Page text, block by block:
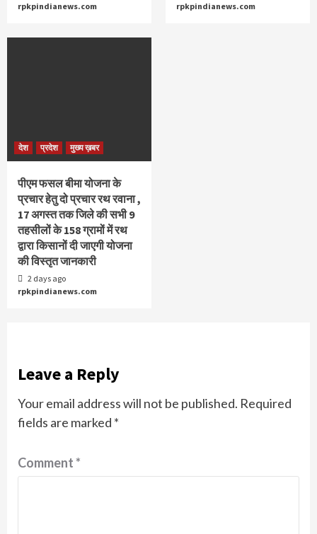
rpkpindianews.com
rpkpindianews.com
देश प्रदेश मुख्य ख़बर
पीएम फसल बीमा योजना के
प्रचार हेतु दो प्रचार रथ रवाना ,
17 अगस्त तक जिले की सभी 9
तहसीलों के 158 ग्रामों में रथ
द्वारा किसानों दी जाएगी योजना
की विस्तृत जानकारी
2 days ago
rpkpindianews.com
Leave a Reply
Your email address will not be published. Required
fields are marked *
Comment*